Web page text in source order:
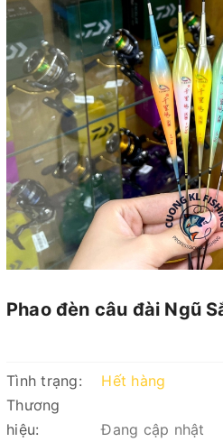
Phao đèn câu đài Ngũ
Tình trạng:
Hết hàng
Thương
hiệu:
Đang cập nhật